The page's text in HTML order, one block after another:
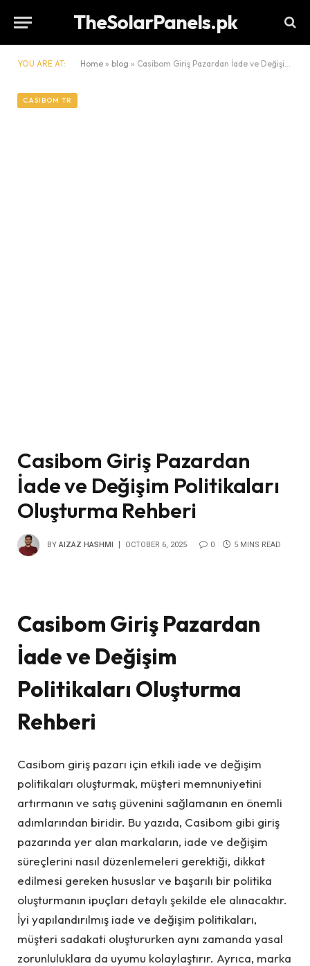
TheSolarPanels.pk
YOU ARE AT: Home » blog » Casibom Giriş Pazardan İade ve Değişim Politikaları Oluşturma Rehberi
CASIBOM TR
Casibom Giriş Pazardan
İade ve Değişim Politikaları
Oluşturma Rehberi
BY AIZAZ HASHMI OCTOBER 6, 2025 0 5 MINS READ
Casibom Giriş Pazardan
İade ve Değişim
Politikaları Oluşturma
Rehberi
Casibom giriş pazarı için etkili iade ve değişim
politikaları oluşturmak, müşteri memnuniyetini
artırmanın ve satış güvenini sağlamanın en önemli
adımlarından biridir. Bu yazıda, Casibom gibi giriş
pazarında yer alan markaların, iade ve değişim
süreçlerini nasıl düzenlemeleri gerektiği, dikkat
edilmesi gereken hususlar ve başarılı bir politika
oluşturmanın ipuçları detaylı şekilde ele alınacaktır.
İyi yapılandırılmış iade ve değişim politikaları,
müşteri sadakati oluştururken aynı zamanda yasal
zorunluluklara da uyumu kolaylaştırır. Ayrıca, marka